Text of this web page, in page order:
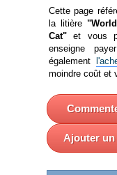
Cette page
la litière
Cat" et vous
enseigne
également
moindre coût et
Ajouter